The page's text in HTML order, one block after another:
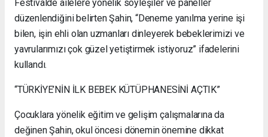
Festivalde ailelere yönelik söyleşiler ve paneller
düzenlendiğini belirten Şahin, “Deneme yanılma yerine işi
bilen, işin ehli olan uzmanları dinleyerek bebeklerimizi ve
yavrularımızı çok güzel yetiştirmek istiyoruz” ifadelerini
kullandı.
“TÜRKİYE’NİN İLK BEBEK KÜTÜPHANESİNİ AÇTIK”
Çocuklara yönelik eğitim ve gelişim çalışmalarına da
değinen Şahin, okul öncesi dönemin önemine dikkat